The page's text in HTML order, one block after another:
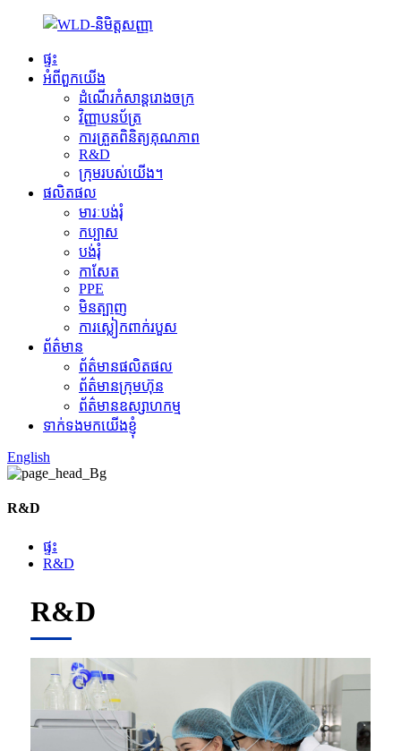
ផ្ទះ
អំពីពួកយើង
ដំណើរកំសាន្តរោងចក្រ
វិញ្ញាបនប័ត្រ
ការត្រួតពិនិត្យគុណភាព
R&D
ក្រុមរបស់យើង។
ផលិតផល
មារៈបង់រុំ
កប្បាស
បង់រុំ
កាសែត
PPE
មិនត្បាញ
ការស្លៀកពាក់របួស
ព័ត៌មាន
ព័ត៌មានផលិតផល
ព័ត៌មានក្រុមហ៊ុន
ព័ត៌មានឧស្សាហកម្ម
ទាក់ទងមកយើងខ្ញុំ
English
R&D
ផ្ទះ
R&D
R&D